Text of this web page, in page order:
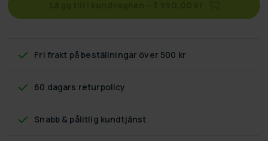
Fri frakt på beställningar över 500 kr
60 dagars returpolicy
Snabb & pålitlig kundtjänst